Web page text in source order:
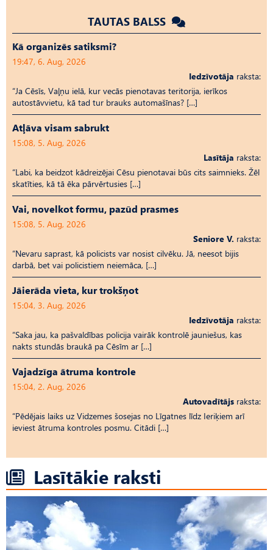
TAUTAS BALSS
Kā organizēs satiksmi?
19:47, 6. Aug, 2026
Iedzīvotāja raksta:
“Ja Cēsīs, Vaļņu ielā, kur vecās pienotavas teritorija, ierīkos
autostāvvietu, kā tad tur brauks automašīnas? […]
Atļāva visam sabrukt
15:08, 5. Aug, 2026
Lasītāja raksta:
“Labi, ka beidzot kādreizējai Cēsu pienotavai būs cits saimnieks. Žēl
skatīties, kā tā ēka pārvērtusies […]
Vai, novelkot formu, pazūd prasmes
15:08, 5. Aug, 2026
Seniore V. raksta:
“Nevaru saprast, kā policists var nosist cilvēku. Jā, neesot bijis
darbā, bet vai policistiem neiemāca, […]
Jāierāda vieta, kur trokšņot
15:04, 3. Aug, 2026
Iedzīvotāja raksta:
“Saka jau, ka pašvaldības policija vairāk kontrolē jauniešus, kas
nakts stundās braukā pa Cēsīm ar […]
Vajadzīga ātruma kontrole
15:04, 2. Aug, 2026
Autovadītājs raksta:
“Pēdējais laiks uz Vid­ze­mes šosejas no Līgatnes līdz Ieriķiem arī
ieviest ātruma kontroles posmu. Citādi […]
Lasītākie raksti